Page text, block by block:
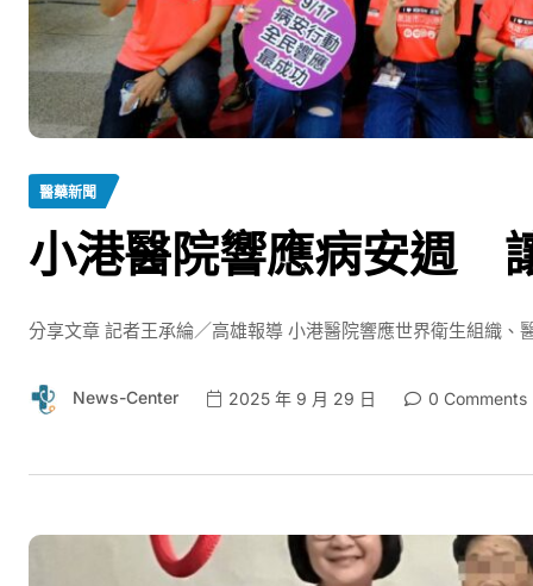
醫藥新聞
小港醫院響應病安週
分享文章 記者王承綸／高雄報導 小港醫院響應世界衛生組織
News-Center 2025 年 9 月 29 日 0 Comments